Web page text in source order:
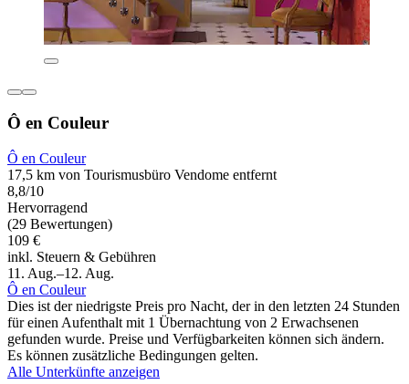
Ô en Couleur
Ô en Couleur
17,5 km von Tourismusbüro Vendome entfernt
8,8/10
Hervorragend
(29 Bewertungen)
109 €
inkl. Steuern & Gebühren
11. Aug.–12. Aug.
Ô en Couleur
Dies ist der niedrigste Preis pro Nacht, der in den letzten 24 Stunden
für einen Aufenthalt mit 1 Übernachtung von 2 Erwachsenen
gefunden wurde. Preise und Verfügbarkeiten können sich ändern.
Es können zusätzliche Bedingungen gelten.
Alle Unterkünfte anzeigen